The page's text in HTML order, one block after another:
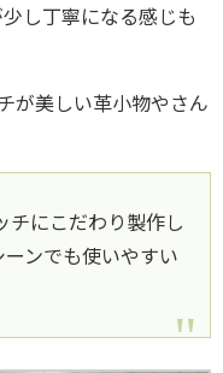
し丁寧になる感じも
が美しい革小物やさん
チにこだわり製作し
ンでも使いやすい